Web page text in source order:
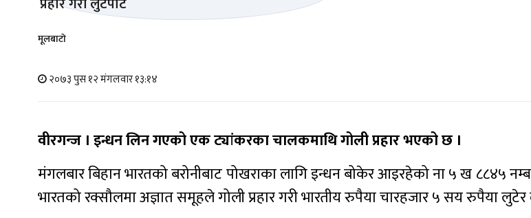
मूलबाटाे
२०७३ पुस १२ मंगलवार १३:१४
वीरगन्ज । इन्धन लिन गएको एक ट्यांकरका चालकमाथि गोली प्रहार भएको छ ।
मंगलबार बिहान भारतको बरोनीबाट पोखराका लागि इन्धन बोकेर आइरहेको ना ५ ख ८८४५
भारतको रक्सौलमा अज्ञात समूहले गोली प्रहार गरी भारतीय रुपैया चारहजार ५ सय रुपैया